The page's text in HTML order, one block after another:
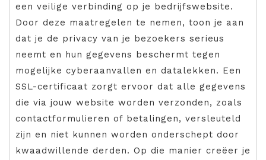
een veilige verbinding op je bedrijfswebsite.
Door deze maatregelen te nemen, toon je aan
dat je de privacy van je bezoekers serieus
neemt en hun gegevens beschermt tegen
mogelijke cyberaanvallen en datalekken. Een
SSL-certificaat zorgt ervoor dat alle gegevens
die via jouw website worden verzonden, zoals
contactformulieren of betalingen, versleuteld
zijn en niet kunnen worden onderschept door
kwaadwillende derden. Op die manier creëer je